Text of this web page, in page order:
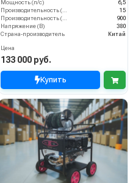
Мощность (л/с)
6,5
Производительность (л/мин)
15
Производительность (л/ч)
900
Напряжение (В)
380
Страна-производитель
Китай
Цена
133 000 руб.
Купить